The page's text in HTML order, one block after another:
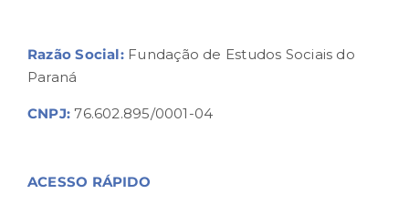
Razão Social:Fundação de Estudos Sociais do
Paraná
CNPJ: 76.602.895/0001-04
ACESSO RÁPIDO